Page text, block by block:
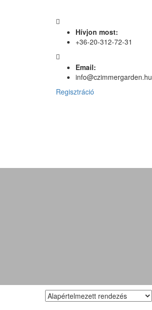
Hívjon most:
+36-20-312-72-31
Email:
info@czimmergarden.hu
Regisztráció